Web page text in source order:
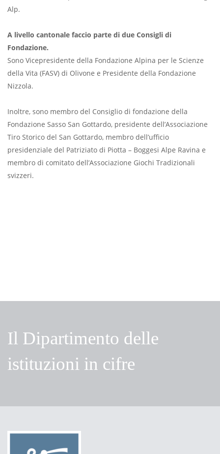
Alp.
A livello cantonale faccio parte di due Consigli di
Fondazione.
Sono Vicepresidente della Fondazione Alpina per le Scienze
della Vita (FASV) di Olivone e Presidente della Fondazione
Nizzola.
Inoltre, sono membro del Consiglio di fondazione della
Fondazione Sasso San Gottardo, presidente dell’Associazione
Tiro Storico del San Gottardo, membro dell’ufficio
presidenziale del Patriziato di Piotta – Boggesi Alpe Ravina e
membro di comitato dell’Associazione Giochi Tradizionali
svizzeri.
Il Dipartimento delle
istituzioni in cifre